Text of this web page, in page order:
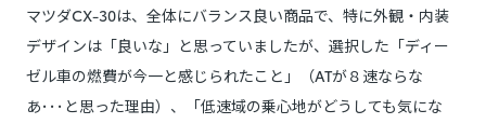
マツダCX-30は、全体にバランス良い商品で、特に外観・内装
デザインは「良いな」と思っていましたが、選択した「ディー
ゼル車の燃費が今一と感じられたこと」（ATが８速ならな
あ･･･と思った理由）、「低速域の乗心地がどうしても気にな